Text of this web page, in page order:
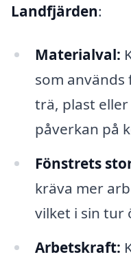
Landfjärden:
Materialval:
som
trä, plast
påverkan på
Fönstrets
kräva mer
vilket i sin tur
Arbetskraft: